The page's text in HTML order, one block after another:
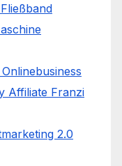
Affiliate Franzi
2.0